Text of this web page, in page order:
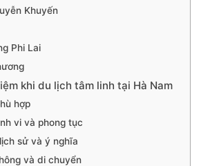
Khuyến
Phi Lai
khi du lịch tâm linh tại Hà Nam
hợp
vi và phong tục
sử và ý nghĩa
và di chuyển